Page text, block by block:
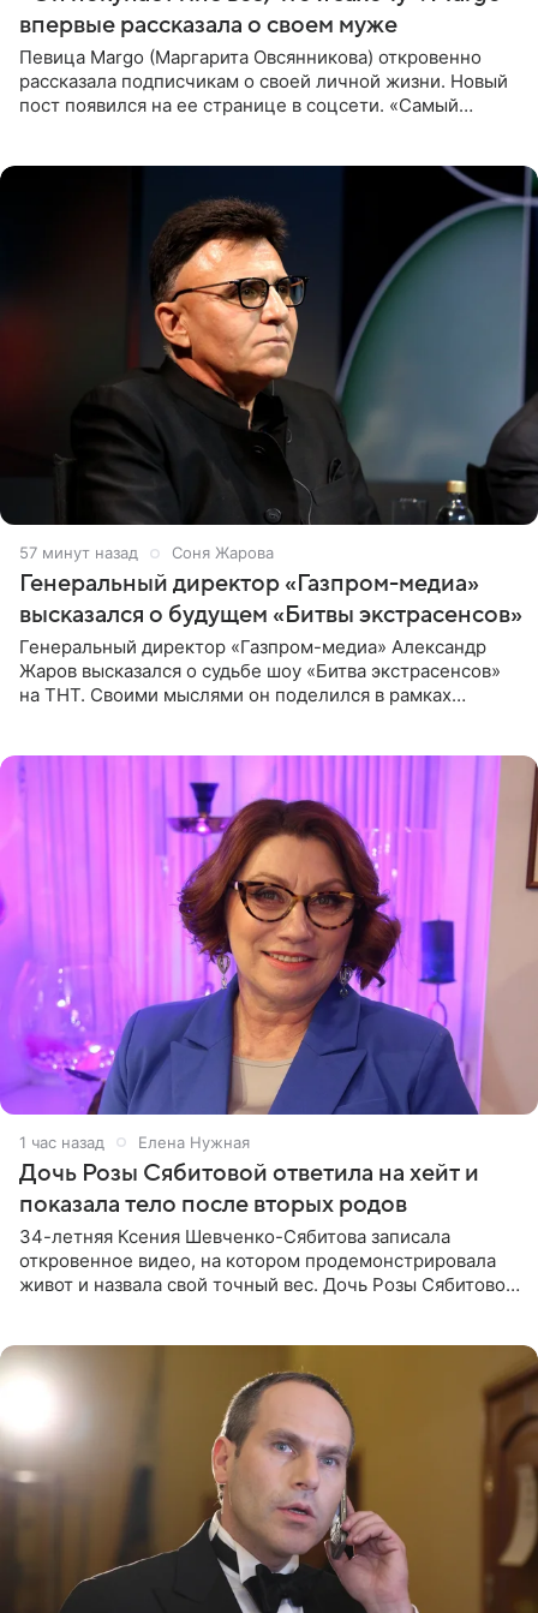
впервые рассказала о своем муже
Певица Margo (Маргарита Овсянникова) откровенно
рассказала подписчикам о своей личной жизни. Новый
пост появился на ее странице в соцсети. «Самый
57 минут назад Соня Жарова
Генеральный директор «Газпром-медиа»
высказался о будущем «Битвы экстрасенсов»
Генеральный директор «Газпром-медиа» Александр
Жаров высказался о судьбе шоу «Битва экстрасенсов»
на ТНТ. Своими мыслями он поделился в рамках
1 час назад Елена Нужная
Дочь Розы Сябитовой ответила на хейт и
показала тело после вторых родов
34-летняя Ксения Шевченко-Сябитова записала
откровенное видео, на котором продемонстрировала
живот и назвала свой точный вес. Дочь Розы Сябитовой